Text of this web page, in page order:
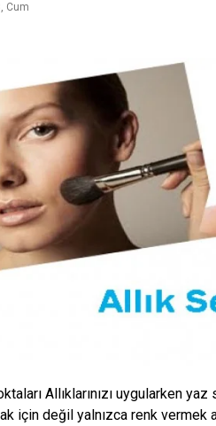
Cum
Allıklarınızı uygularken
için değil yalnızca renk vermek